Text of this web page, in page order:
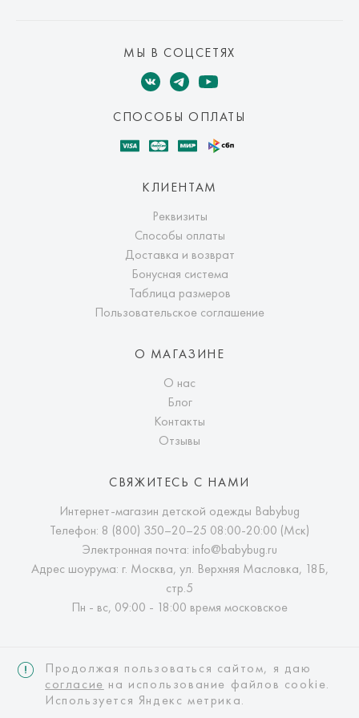
МЫ В СОЦСЕТЯХ
СПОСОБЫ ОПЛАТЫ
КЛИЕНТАМ
Реквизиты
Способы оплаты
Доставка и возврат
Бонусная система
Таблица размеров
Пользовательское соглашение
О МАГАЗИНЕ
О нас
Блог
Контакты
Отзывы
СВЯЖИТЕСЬ С НАМИ
Интернет-магазин детской одежды Babybug
Телефон: 8 (800) 350–20–25 08:00-20:00 (Мск)
Электронная почта: info@babybug.ru
Адрес шоурума: г. Москва, ул. Верхняя Масловка, 18Б,
стр.5
Пн - вс, 09:00 - 18:00 время московское
Продолжая пользоваться сайтом, я даю
согласие на использование файлов cookie.
Используется Яндекс метрика.